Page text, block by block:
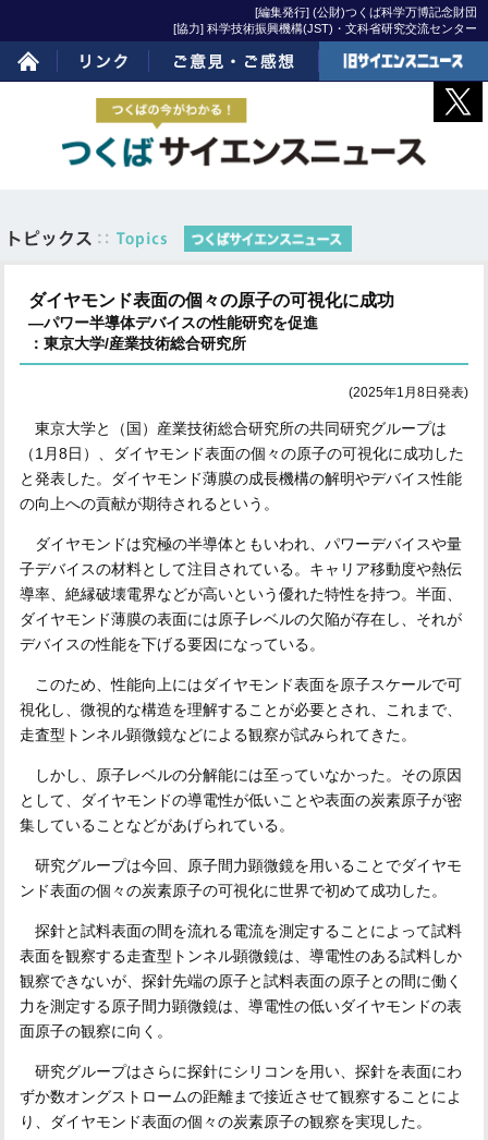
[編集発行] (公財)つくば科学万博記念財団
[協力] 科学技術振興機構(JST)・文科省研究交流センター
ホーム リンク ご意見・ご感想
旧サイエンスニュー
ダイヤモンド表面の個々の原子の可視化に成功
―パワー半導体デバイスの性能研究を促進
：東京大学/産業技術総合研究所
(2025年1月8日発表)
東京大学と（国）産業技術総合研究所の共同研究グループは
（1月8日）、ダイヤモンド表面の個々の原子の可視化に成功した
と発表した。ダイヤモンド薄膜の成長機構の解明やデバイス性能
の向上への貢献が期待されるという。
ダイヤモンドは究極の半導体ともいわれ、パワーデバイスや量
子デバイスの材料として注目されている。キャリア移動度や熱伝
導率、絶縁破壊電界などが高いという優れた特性を持つ。半面、
ダイヤモンド薄膜の表面には原子レベルの欠陥が存在し、それが
デバイスの性能を下げる要因になっている。
このため、性能向上にはダイヤモンド表面を原子スケールで可
視化し、微視的な構造を理解することが必要とされ、これまで、
走査型トンネル顕微鏡などによる観察が試みられてきた。
しかし、原子レベルの分解能には至っていなかった。その原因
として、ダイヤモンドの導電性が低いことや表面の炭素原子が密
集していることなどがあげられている。
研究グループは今回、原子間力顕微鏡を用いることでダイヤモ
ンド表面の個々の炭素原子の可視化に世界で初めて成功した。
探針と試料表面の間を流れる電流を測定することによって試料
表面を観察する走査型トンネル顕微鏡は、導電性のある試料しか
観察できないが、探針先端の原子と試料表面の原子との間に働く
力を測定する原子間力顕微鏡は、導電性の低いダイヤモンドの表
面原子の観察に向く。
研究グループはさらに探針にシリコンを用い、探針を表面にわ
ずか数オングストロームの距離まで接近させて観察することによ
り、ダイヤモンド表面の個々の炭素原子の観察を実現した。